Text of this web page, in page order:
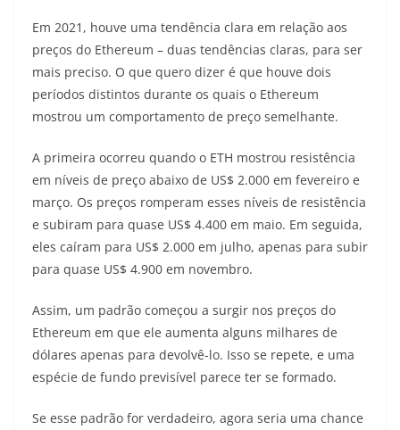
Em 2021, houve uma tendência clara em relação aos
preços do Ethereum – duas tendências claras, para ser
mais preciso. O que quero dizer é que houve dois
períodos distintos durante os quais o Ethereum
mostrou um comportamento de preço semelhante.
A primeira ocorreu quando o ETH mostrou resistência
em níveis de preço abaixo de US$ 2.000 em fevereiro e
março. Os preços romperam esses níveis de resistência
e subiram para quase US$ 4.400 em maio. Em seguida,
eles caíram para US$ 2.000 em julho, apenas para subir
para quase US$ 4.900 em novembro.
Assim, um padrão começou a surgir nos preços do
Ethereum em que ele aumenta alguns milhares de
dólares apenas para devolvê-lo. Isso se repete, e uma
espécie de fundo previsível parece ter se formado.
Se esse padrão for verdadeiro, agora seria uma chance